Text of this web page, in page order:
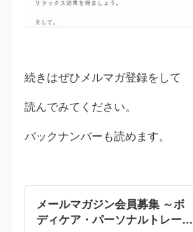
続きはぜひメルマガ登録をして
読んでみてください。
バックナンバーも読めます。
メールマガジン会員募集 ～ボ
ディケア・パーソナルトレーニ